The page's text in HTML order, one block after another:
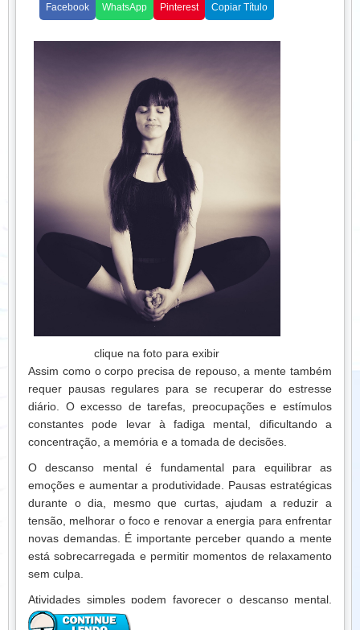
Praticar hobbies e atividades prazerosas é outra maneira
pessoal estimula a criatividade, reduz o estresse e
aumenta a sensação de realização.
Além disso, manter relacionamentos positivos e cercar-se
de pessoas que transmitam energia boa contribui
significativamente para o bem-estar. O contato social, a
risada e o apoio emocional fortalecem o humor e ajudam a
enfrentar os desafios de forma mais leve.
Conclusão:
Melhorar o humor naturalmente envolve
combinar hábitos saudáveis, descanso adequado,
atividades prazerosas e relações positivas. Ao adotar essas
estratégias no dia a dia, é possível reduzir o estresse,
aumentar a energia, fortalecer a mente e viver com mais
equilíbrio, alegria e bem-estar.
Facebook WhatsApp Pinterest Copiar Título
clique na foto para exibir
Assim como o corpo precisa de repouso, a mente também
requer pausas regulares para se recuperar do estresse
diário. O excesso de tarefas, preocupações e estímulos
constantes pode levar à fadiga mental, dificultando a
concentração, a memória e a tomada de decisões.
O descanso mental é fundamental para equilibrar as
emoções e aumentar a produtividade. Pausas estratégicas
durante o dia, mesmo que curtas, ajudam a reduzir a
tensão, melhorar o foco e renovar a energia para enfrentar
novas demandas. É importante perceber quando a mente
está sobrecarregada e permitir momentos de relaxamento
sem culpa.
Atividades simples podem favorecer o descanso mental.
Caminhar ao ar livre, ouvir música tranquila, ler um livro ou